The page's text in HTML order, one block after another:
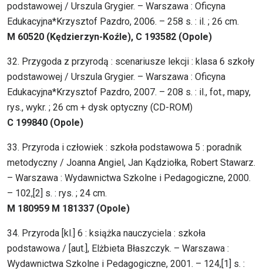
podstawowej / Urszula Grygier. – Warszawa : Oficyna
Edukacyjna*Krzysztof Pazdro, 2006. – 258 s. : il. ; 26 cm.
M 60520 (Kędzierzyn-Koźle), C 193582 (Opole)
32. Przygoda z przyrodą : scenariusze lekcji : klasa 6 szkoły
podstawowej / Urszula Grygier. – Warszawa : Oficyna
Edukacyjna*Krzysztof Pazdro, 2007. – 208 s. : il., fot., mapy,
rys., wykr. ; 26 cm + dysk optyczny (CD-ROM)
C 199840 (Opole)
33. Przyroda i człowiek : szkoła podstawowa 5 : poradnik
metodyczny / Joanna Angiel, Jan Kądziołka, Robert Stawarz.
– Warszawa : Wydawnictwa Szkolne i Pedagogiczne, 2000.
– 102,[2] s. : rys. ; 24 cm.
M 180959 M 181337 (Opole)
34. Przyroda [kl.] 6 : książka nauczyciela : szkoła
podstawowa / [aut.], Elżbieta Błaszczyk. – Warszawa :
Wydawnictwa Szkolne i Pedagogiczne, 2001. – 124,[1] s. :